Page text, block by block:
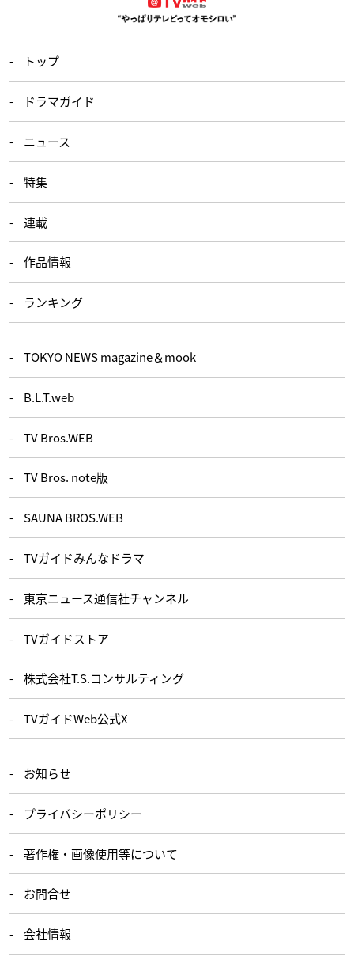
トップ
ドラマガイド
ニュース
特集
連載
作品情報
ランキング
TOKYO NEWS magazine＆mook
B.L.T.web
TV Bros.WEB
TV Bros. note版
SAUNA BROS.WEB
TVガイドみんなドラマ
東京ニュース通信社チャンネル
TVガイドストア
株式会社T.S.コンサルティング
TVガイドWeb公式X
お知らせ
プライバシーポリシー
著作権・画像使用等について
お問合せ
会社情報